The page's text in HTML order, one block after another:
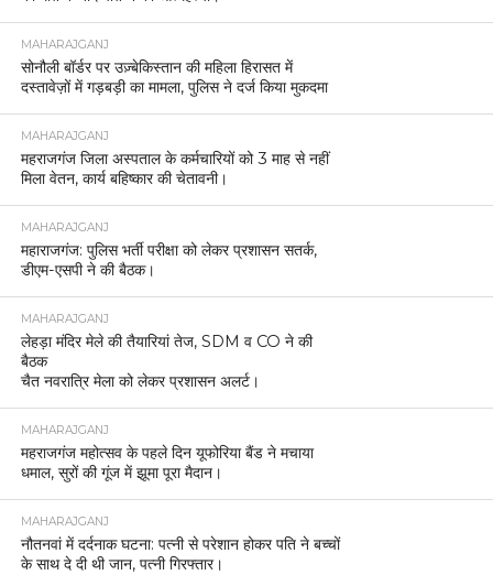
MAHARAJGANJ
सोनौली बॉर्डर पर उज़्बेकिस्तान की महिला हिरासत में
दस्तावेज़ों में गड़बड़ी का मामला, पुलिस ने दर्ज किया मुकदमा
MAHARAJGANJ
महराजगंज जिला अस्पताल के कर्मचारियों को 3 माह से नहीं
मिला वेतन, कार्य बहिष्कार की चेतावनी।
MAHARAJGANJ
महाराजगंज: पुलिस भर्ती परीक्षा को लेकर प्रशासन सतर्क,
डीएम-एसपी ने की बैठक।
MAHARAJGANJ
लेहड़ा मंदिर मेले की तैयारियां तेज, SDM व CO ने की
बैठक
चैत नवरात्रि मेला को लेकर प्रशासन अलर्ट।
MAHARAJGANJ
महराजगंज महोत्सव के पहले दिन यूफोरिया बैंड ने मचाया
धमाल, सुरों की गूंज में झूमा पूरा मैदान।
MAHARAJGANJ
नौतनवां में दर्दनाक घटना: पत्नी से परेशान होकर पति ने बच्चों
के साथ दे दी थी जान, पत्नी गिरफ्तार।